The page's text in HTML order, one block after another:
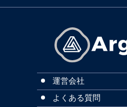
運営会社
よくある質問